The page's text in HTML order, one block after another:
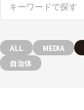
ALL MEDIA
自治体